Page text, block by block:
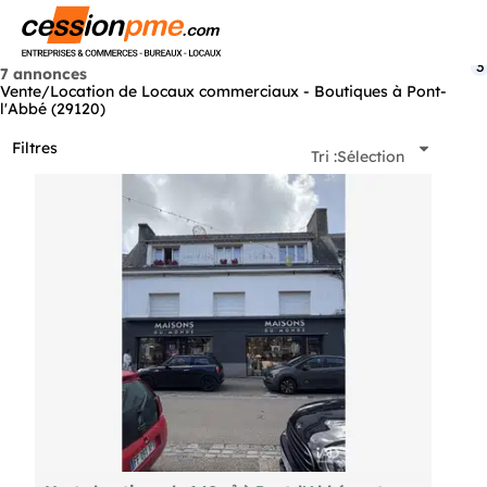
7 annonces
Vente/Location de Locaux commerciaux - Boutiques à Pont-
l'Abbé (29120)
Filtres
3
Tri :Sélection